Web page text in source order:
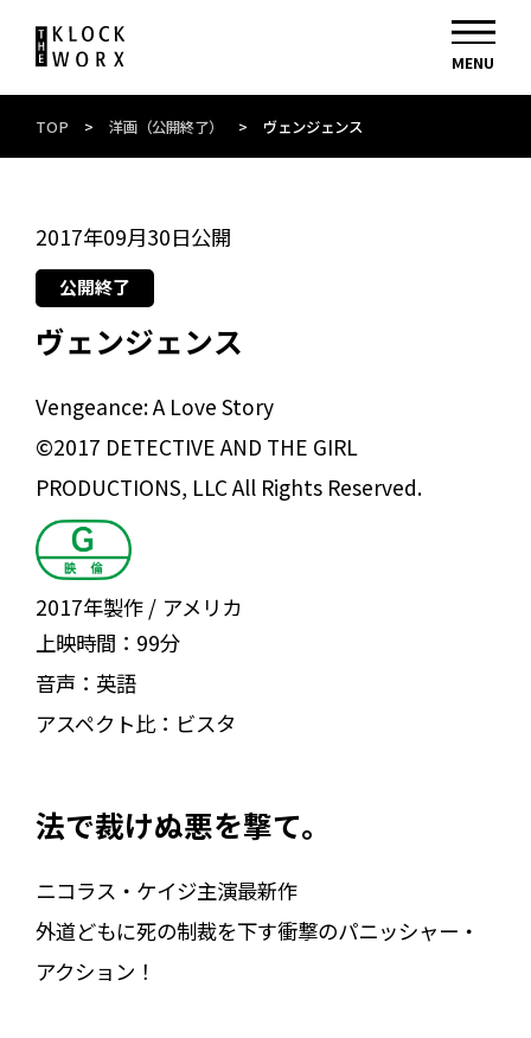
TOP > 洋画（公開終了） > ヴェンジェンス
2017年09月30日公開
公開終了
ヴェンジェンス
Vengeance: A Love Story
©2017 DETECTIVE AND THE GIRL
PRODUCTIONS, LLC All Rights Reserved.
2017年製作
アメリカ
上映時間： 99分
音声： 英語
アスペクト比： ビスタ
法で裁けぬ悪を撃て。
ニコラス・ケイジ主演最新作
外道どもに死の制裁を下す衝撃のパニッシャー・
アクション！